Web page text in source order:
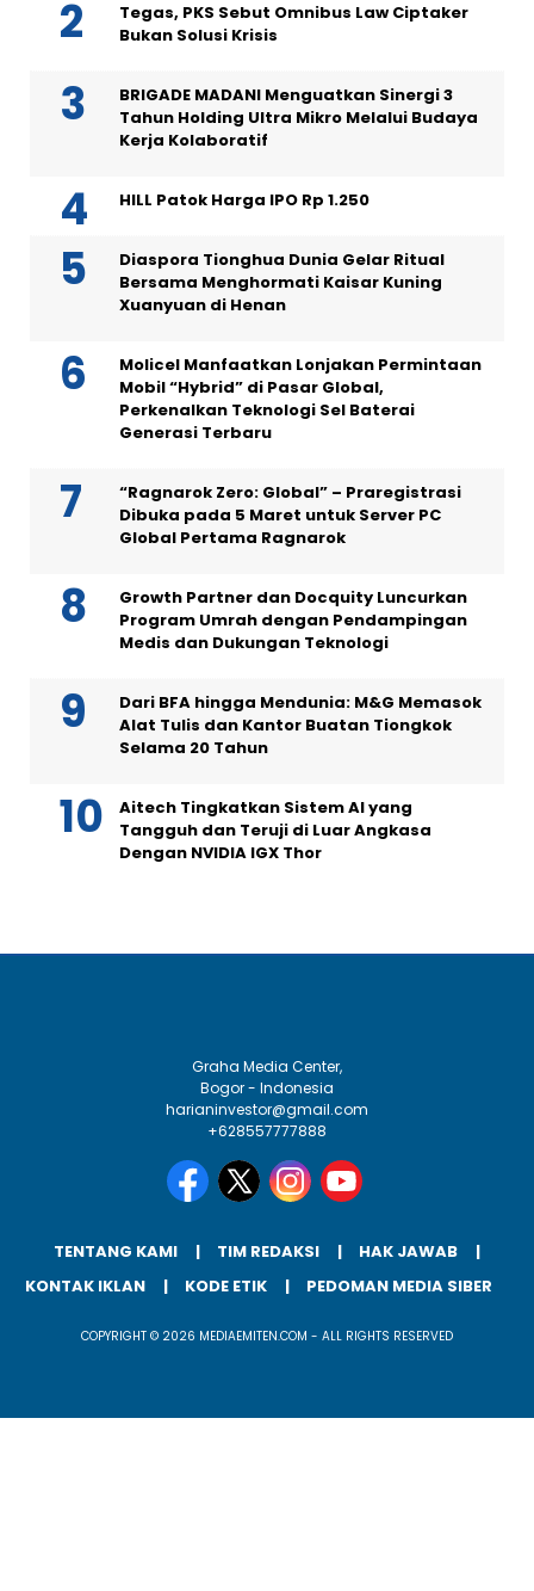
Tegas, PKS Sebut Omnibus Law Ciptaker
Bukan Solusi Krisis
BRIGADE MADANI Menguatkan Sinergi 3
Tahun Holding Ultra Mikro Melalui Budaya
Kerja Kolaboratif
HILL Patok Harga IPO Rp 1.250
Diaspora Tionghua Dunia Gelar Ritual
Bersama Menghormati Kaisar Kuning
Xuanyuan di Henan
Molicel Manfaatkan Lonjakan Permintaan
Mobil “Hybrid” di Pasar Global,
Perkenalkan Teknologi Sel Baterai
Generasi Terbaru
“Ragnarok Zero: Global” – Praregistrasi
Dibuka pada 5 Maret untuk Server PC
Global Pertama Ragnarok
Growth Partner dan Docquity Luncurkan
Program Umrah dengan Pendampingan
Medis dan Dukungan Teknologi
Dari BFA hingga Mendunia: M&G Memasok
Alat Tulis dan Kantor Buatan Tiongkok
Selama 20 Tahun
Aitech Tingkatkan Sistem AI yang
Tangguh dan Teruji di Luar Angkasa
Dengan NVIDIA IGX Thor
Graha Media Center,
Bogor - Indonesia
harianinvestor@gmail.com
+628557777888
TENTANG KAMI TIM REDAKSI
HAK JAWAB
KONTAK IKLAN
KODE ETIK PEDOMAN MEDIA SIBER
COPYRIGHT © 2026 MEDIAEMITEN.COM - ALL RIGHTS RESERVED